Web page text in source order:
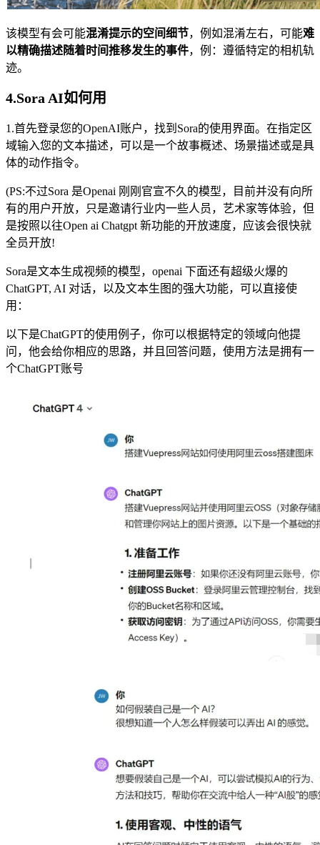
该模型有会可能混淆提示的空间细节，例如混淆左右，可能难
以精确描述随着时间推移发生的事件，例：遵循特定的相机轨
迹。
4.Sora AI如何用
1.首先登录您的OpenAI账户，找到Sora的使用界面。在指定区
域输入您的文本描述，可以是一个故事概述、场景描述或是具
体的动作指令。
(PS:不过Sora 是Openai 刚刚官宣不久的模型，目前并没有向所
有的用户开放，只是邀请行业内一些人员，艺术家等体验，但
是按照以往Open ai Chatgpt 新功能的开放速度，应该会很快就
全员开放!
Sora是文本生成视频的模型，openai 下面还有超级火爆的
ChatGPT, AI 对话，以及文本生图的强大功能，可以直接使
用：
以下是ChatGPT的使用例子，你可以根据特定的领域向他提
问，他会给你相应的思路，并且回答问题，使用方法是拥有一
个ChatGPT账号